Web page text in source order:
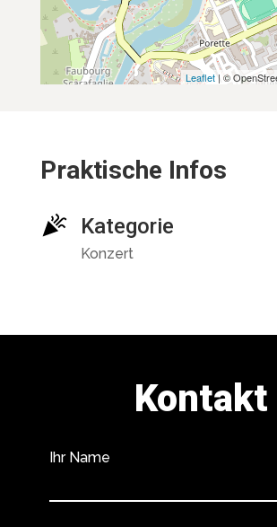
Leaflet| ©
Praktische Infos
Kategorie
Konzert
Kontakt
Ihr Name